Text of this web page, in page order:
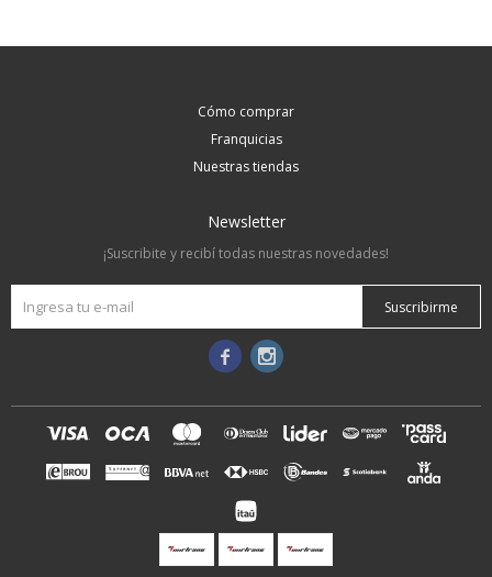
Cómo comprar
Franquicias
Nuestras tiendas
Newsletter
¡Suscribite y recibí todas nuestras novedades!
Suscribirme
 